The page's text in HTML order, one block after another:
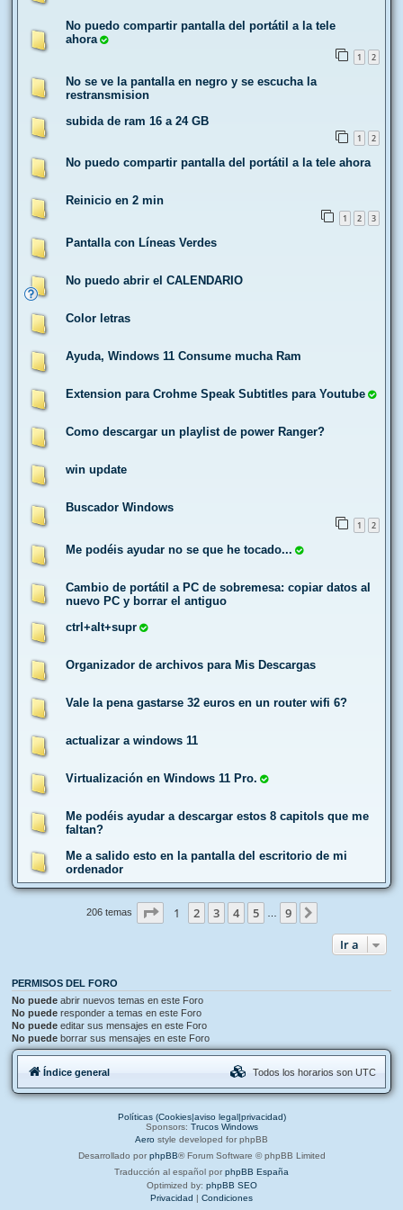
No puedo compartir pantalla del portátil a la tele
ahora
1 2
No se ve la pantalla en negro y se escucha la
restransmision
subida de ram 16 a 24 GB
1 2
No puedo compartir pantalla del portátil a la tele ahora
Reinicio en 2 min
1 2 3
Pantalla con Líneas Verdes
No puedo abrir el CALENDARIO
Color letras
Ayuda, Windows 11 Consume mucha Ram
Extension para Crohme Speak Subtitles para Youtube
Como descargar un playlist de power Ranger?
win update
Buscador Windows
1 2
Me podéis ayudar no se que he tocado...
Cambio de portátil a PC de sobremesa: copiar datos al
nuevo PC y borrar el antiguo
ctrl+alt+supr
Organizador de archivos para Mis Descargas
Vale la pena gastarse 32 euros en un router wifi 6?
actualizar a windows 11
Virtualización en Windows 11 Pro.
Me podéis ayudar a descargar estos 8 capitols que me
faltan?
Me a salido esto en la pantalla del escritorio de mi
ordenador
206 temas Página de
1 2 3 4 5 9
Ir a
PERMISOS DEL FORO
No puede abrir nuevos temas en este Foro
No puede responder a temas en este Foro
No puede editar sus mensajes en este Foro
No puede borrar sus mensajes en este Foro
Índice general Todos los horarios son UTC
Políticas (Cookies|aviso legal|privacidad)
Sponsors: Trucos Windows
Aero style developed for phpBB
Desarrollado por phpBB® Forum Software © phpBB Limited
Traducción al español por phpBB España
Optimized by: phpBB SEO
Privacidad | Condiciones